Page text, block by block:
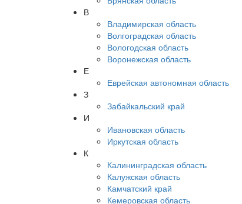
В
Владимирская область
Волгоградская область
Вологодская область
Воронежская область
Е
Еврейская автономная область
З
Забайкальский край
И
Ивановская область
Иркутская область
К
Калининградская область
Калужская область
Камчатский край
Кемеровская область